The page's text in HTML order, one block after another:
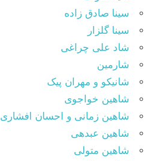
سینا صادق زاده
سینا گلزار
شاد علی چراغی
شارمین
شانیکو و مهران پیک
شاهین خواجوی
شاهین زمانی و احسان افشاری
شاهین عبدهی
شاهین متولی